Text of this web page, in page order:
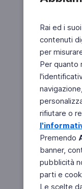
Rai ed i
contenuti
per
Per quanto
rifiutare o
Premendo
banner,
pubblicità
parti e
Le scelte